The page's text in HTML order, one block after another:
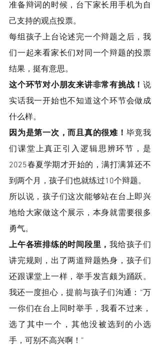
准备辩词的时候，台下家长用手机为自
己支持的观点投票。
每组孩子上台论述完一个辩题之后，我
们一起来看家长们对同一个辩题的投票
结果，挺有意思。
这个环节对小朋友来讲非常有挑战！ 说
实话我一开始也不知道这个环节会做成
什么样。
因为是第一次，而且真的很难！ 毕竟我
们课堂上真正引入逻辑思辨环节，是
2025春夏学期才开始的，满打满算还不
到两个月，孩子们也就练过10个辩题。
所以说，孩子们这次能够站在台上即兴
地给大家做这个展示，本身就需要很多
勇气。
上午各班排练的时间段里， 我给孩子们
讲完规则，出了两道辩题热身，孩子们
还跟课堂上一样，举手发言颇为踊跃。
我还一度担心，提前与孩子们沟通：“万
一你们在台上同时举手，我看不过来，
选了其中一个，其他没被选到的小选
手，可别不高兴啊！”